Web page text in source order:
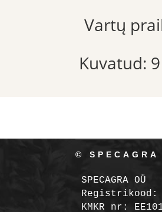
Vartų
Kuvatud:
© SPECAGRA
SPECAGRA OÜ
Registrikood:
KMKR nr: